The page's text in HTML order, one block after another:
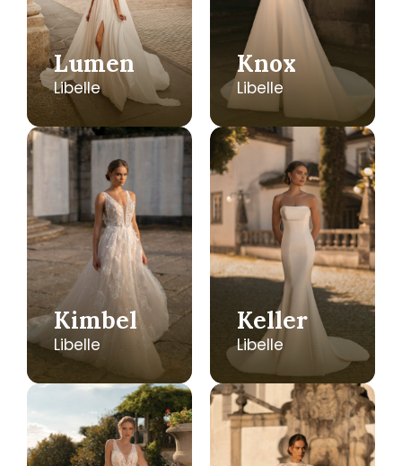
Lumen
Libelle
Knox
Libelle
Kimbel
Libelle
Keller
Libelle